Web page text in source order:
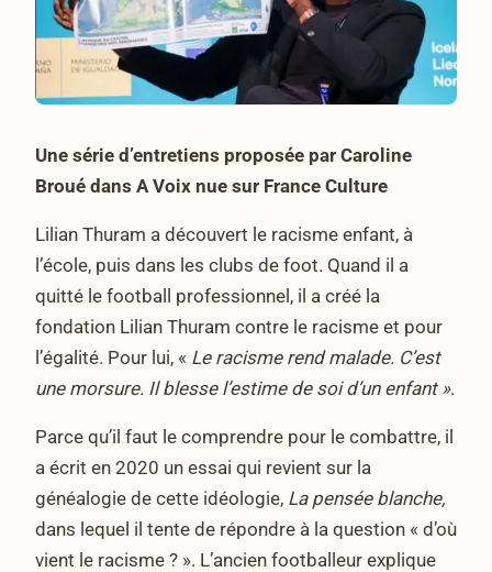
Une série d’entretiens proposée par Caroline
Broué dans A Voix nue sur France Culture
Lilian Thuram a découvert le racisme enfant, à
l’école, puis dans les clubs de foot. Quand il a
quitté le football professionnel, il a créé la
fondation Lilian Thuram contre le racisme et pour
l’égalité. Pour lui, « Le racisme rend malade. C’est
une morsure. Il blesse l’estime de soi d’un enfant ».
Parce qu’il faut le comprendre pour le combattre, il
a écrit en 2020 un essai qui revient sur la
généalogie de cette idéologie, La pensée blanche,
dans lequel il tente de répondre à la question « d’où
vient le racisme ? ». L’ancien footballeur explique